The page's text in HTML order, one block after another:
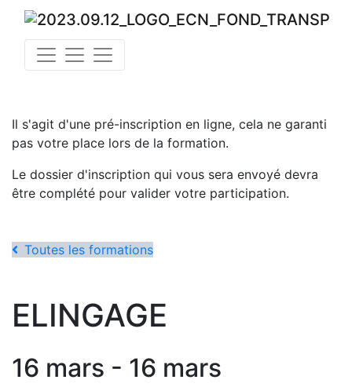
Il s'agit d'une pré-inscription en ligne, cela ne garanti
pas votre place lors de la formation.
Le dossier d'inscription qui vous sera envoyé devra
être complété pour valider votre participation.
Toutes les formations
ELINGAGE
16 mars - 16 mars